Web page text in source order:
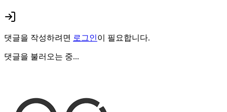
댓글을 작성하려면 로그인이 필요합니다.
댓글을 불러오는 중...